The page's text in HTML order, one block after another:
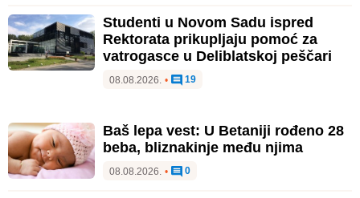
Studenti u Novom Sadu ispred
Rektorata prikupljaju pomoć za
vatrogasce u Deliblatskoj peščari
08.08.2026. • 19
Baš lepa vest: U Betaniji rođeno 28
beba, bliznakinje među njima
08.08.2026. • 0